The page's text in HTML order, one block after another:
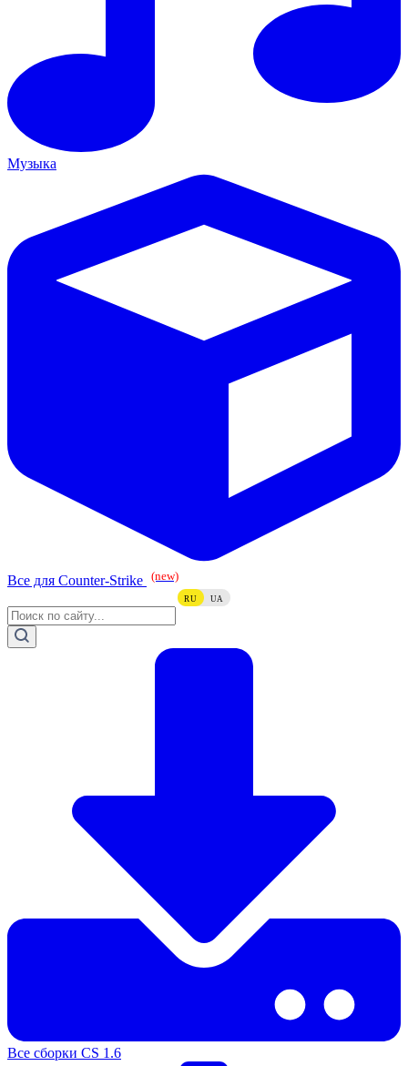
Музыка
Все для Counter-Strike (new)
RU UA
Все сборки CS 1.6